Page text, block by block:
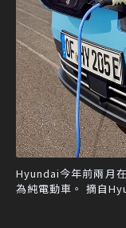
Hyundai今年前兩月
為純電動車。 摘自